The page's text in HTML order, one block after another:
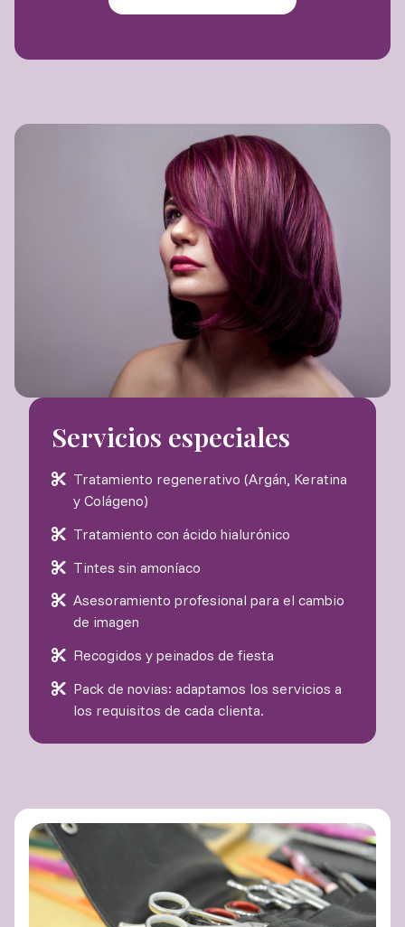
Servicios especiales
Tratamiento regenerativo (Argán, Keratina
y Colágeno)
Tratamiento con ácido hialurónico
Tintes sin amoníaco
Asesoramiento profesional para el cambio
de imagen
Recogidos y peinados de fiesta
Pack de novias: adaptamos los servicios a
los requisitos de cada clienta.